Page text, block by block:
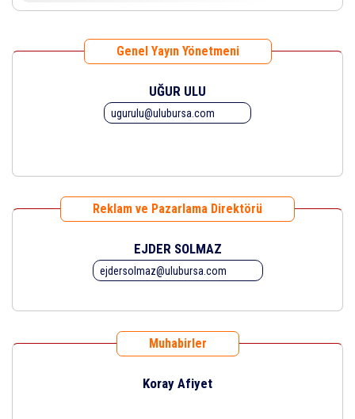
Genel Yayın Yönetmeni
UĞUR ULU
ugurulu@ulubursa.com
Reklam ve Pazarlama Direktörü
EJDER SOLMAZ
ejdersolmaz@ulubursa.com
Muhabirler
Koray Afiyet